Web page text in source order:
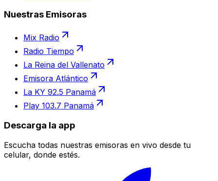
Nuestras Emisoras
Mix Radio
Radio Tiempo
La Reina del Vallenato
Emisora Atlántico
La KY 92.5 Panamá
Play 103.7 Panamá
Descarga la app
Escucha todas nuestras emisoras en vivo desde tu
celular, donde estés.